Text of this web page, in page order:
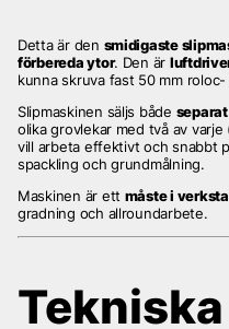
Detta är den smidigaste
förbereda ytor. Den är
kunna skruva fast 50 mm
Slipmaskinen säljs både separat
olika grovlekar med två av
vill arbeta effektivt och snabbt
spackling och grundmålning.
Maskinen är ett måste i
gradning och allroundarbete.
Tekniska